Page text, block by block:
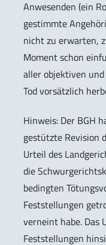
Anwesenden (ein
gestimmte
nicht zu erwarten,
Moment schon
aller objektiven
Tod vorsätzlich
Hinweis: Der BGH
gestützte Revision
Urteil des
die
bedingten
Feststellungen
verneint habe. Das
Feststellungen